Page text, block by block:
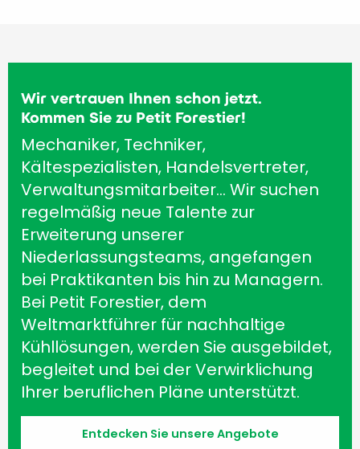
Wir vertrauen Ihnen schon jetzt.
Kommen Sie zu Petit Forestier!
Mechaniker, Techniker,
Kältespezialisten, Handelsvertreter,
Verwaltungsmitarbeiter… Wir suchen
regelmäßig neue Talente zur
Erweiterung unserer
Niederlassungsteams, angefangen
bei Praktikanten bis hin zu Managern.
Bei Petit Forestier, dem
Weltmarktführer für nachhaltige
Kühllösungen, werden Sie ausgebildet,
begleitet und bei der Verwirklichung
Ihrer beruflichen Pläne unterstützt.
Entdecken Sie unsere Angebote